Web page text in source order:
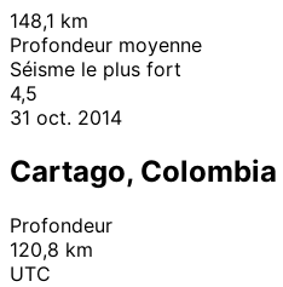
148,1 km
Profondeur moyenne
Séisme le plus fort
4,5
31 oct. 2014
Cartago, Colombia
Profondeur
120,8 km
UTC